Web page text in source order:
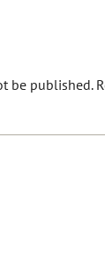
be published.